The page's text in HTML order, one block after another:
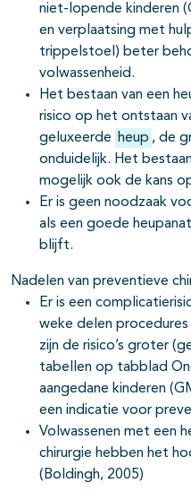
niet-lopende kinderen
en verplaatsing met
trippelstoel) beter
volwassenheid.
Het bestaan van een
risico op het ontstaan
geluxeerde
heup , de
onduidelijk. Het
mogelijk ook de kans
Er is geen noodzaak
als een goede
blijft.
Nadelen van preventieve
Er is een
weke delen
zijn de risico’s groter
tabellen op tabblad
aangedane kinderen
een indicatie voor
Volwassenen met een
chirurgie hebben het
(Boldingh, 2005)